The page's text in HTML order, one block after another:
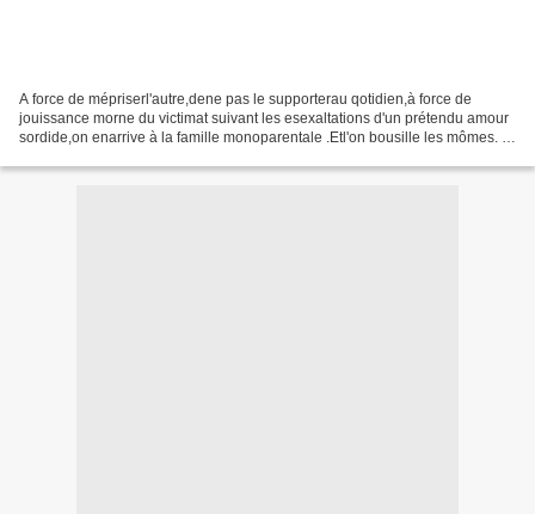
A force de mépriserl'autre,dene pas le supporterau qotidien,à force de
jouissance morne du victimat suivant les esexaltations d'un prétendu amour
sordide,on enarrive à la famille monoparentale .Etl'on bousille les mômes. Et